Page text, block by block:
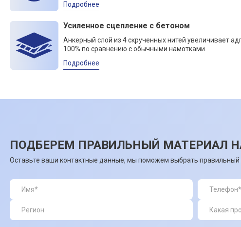
Подробнее
Усиленное сцепление с бетоном
Анкерный слой из 4 скрученных нитей увеличивает
100% по сравнению с обычными намотками.
Подробнее
ПОДБЕРЕМ ПРАВИЛЬНЫЙ МАТЕРИАЛ
Оставьте ваши контактные данные, мы поможем выбрать правильный